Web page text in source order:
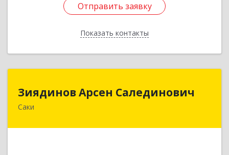
Отправить заявку
Показать контакты
Отправить заявку
Назад
Зиядинов Арсен Салединович
Саки